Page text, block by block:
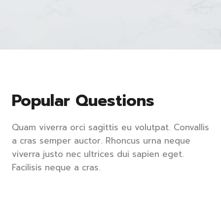
Popular Questions
Quam viverra orci sagittis eu volutpat. Convallis
a cras semper auctor. Rhoncus urna neque
viverra justo nec ultrices dui sapien eget.
Facilisis neque a cras.